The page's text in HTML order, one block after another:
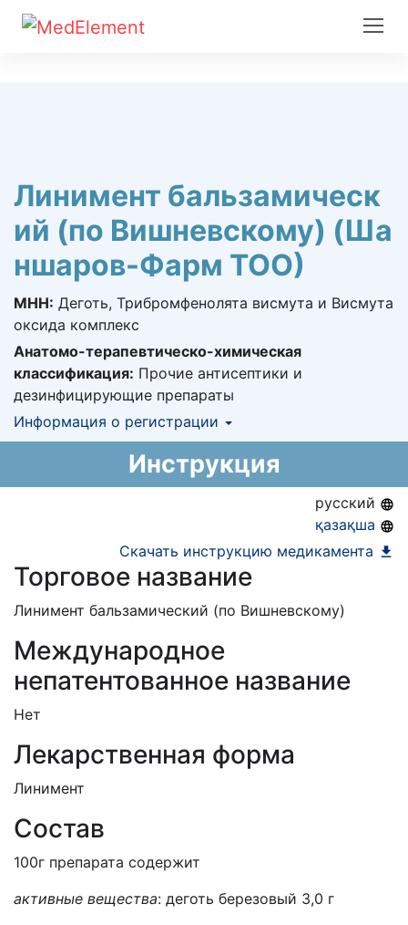
Линимент бальзамическ
ий (по Вишневскому) (Ша
ншаров-Фарм ТОО)
МНН: Деготь, Трибромфенолята висмута и Висмута
оксида комплекс
Анатомо-терапевтическо-химическая
классификация: Прочие антисептики и
дезинфицирующие препараты
Информация о регистрации
Информация о регистрации в РК:26.09.2017 -
Инструкция
русский
қазақша
Скачать инструкцию медикамента
Торговое название
Линимент бальзамический (по Вишневскому)
Международное
непатентованное название
Нет
Лекарственная форма
Линимент
Состав
100г препарата содержит
активные вещества: деготь березовый 3,0 г